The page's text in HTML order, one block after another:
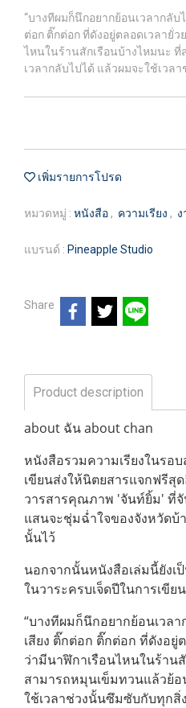
“บางทีผมก็นึกอยากย้อนเวลากลับ
ต่อก ติ๊กต่อก ที่ดังอยู่ตลอดเวลายั่
ไหนในร้านสักเรือนบ้างไหมนะ
เวลากลับไปได้ แล้วผมจะใช้เวล
เพิ่มรายการโปรด
หมวดหมู่ : หนังสือ , ความเรียง ,
แบรนด์ : Pineapple Studio
Share
Product description
about ฉัน about chan
หนังสือรวมความเรียงในรอ
เขียนส่งให้นิตยสารแจกฟรีสุ
วารสารคุณภาพ 'จันท์ยิ้ม' ที่
แสนจะชุ่มฉ่ำใจของจังหวัดบ้
นั้นไว้
นอกจากนั้นหนังสือเล่มนี้ยังเ
ในวาระครบเจ็ดปีในการเขี
“บางทีผมก็นึกอยากย้อนเวล
เสียง ติ๊กต่อก ติ๊กต่อก ที่ดังอยู่
ว่ามีนาฬิกาเรือนไหนในร้าน
สามารถหมุนเข็มทวนแล้วย้อ
ใช้เวลาช่วงนั้นซึมซับกับทุกสิ่